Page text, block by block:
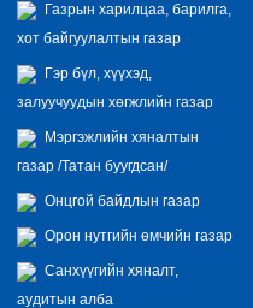
Газрын харилцаа, барилга,
хот байгуулалтын газар
Гэр бүл, хүүхэд,
залуучуудын хөгжлийн газар
Мэргэжлийн хяналтын
газар /Татан буугдсан/
Онцгой байдлын газар
Орон нутгийн өмчийн газар
Санхүүгийн хяналт,
аудитын алба